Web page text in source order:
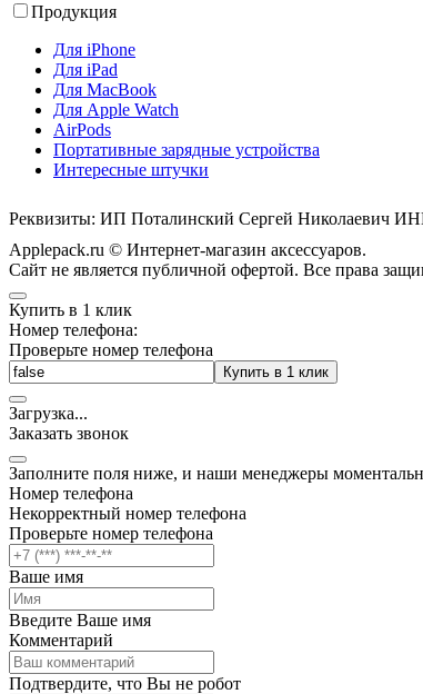
Продукция
Для iPhone
Для iPad
Для MacBook
Для Apple Watch
AirPods
Портативные зарядные устройства
Интересные штучки
Реквизиты: ИП Поталинский Сергей Николаевич
Applepack.ru © Интернет-магазин аксессуаров.
Cайт не является публичной офертой. Все права
Купить в 1 клик
Номер телефона:
Проверьте номер телефона
Купить в 1 клик
Загрузка...
Заказать звонок
Заполните поля ниже, и наши менеджеры
Номер телефона
Некорректный номер телефона
Проверьте номер телефона
Ваше имя
Введите Ваше имя
Комментарий
Подтвердите, что Вы не робот